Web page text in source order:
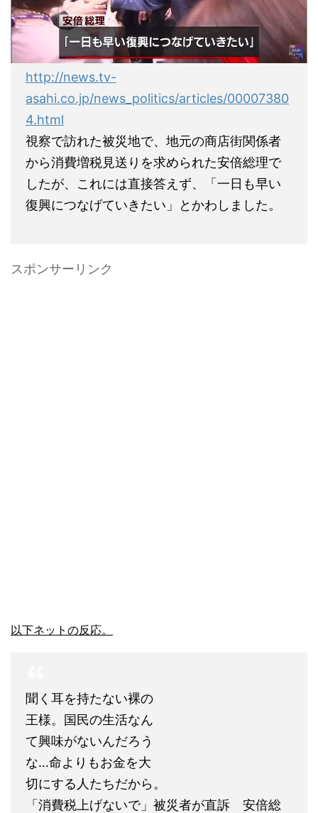
http://news.tv-
asahi.co.jp/news_politics/articles/00007380
4.html
視察で訪れた被災地で、地元の商店街関係者
から消費増税見送りを求められた安倍総理で
したが、これには直接答えず、「一日も早い
復興につなげていきたい」とかわしました。
スポンサーリンク
以下ネットの反応。
聞く耳を持たない裸の
王様。国民の生活なん
て興味がないんだろう
な…命よりもお金を大
切にする人たちだから。
「消費税上げないで」被災者が直訴 安倍総